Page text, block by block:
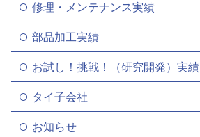
修理・メンテナンス実績
部品加工実績
お試し！挑戦！（研究開発）実績
タイ子会社
お知らせ